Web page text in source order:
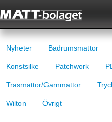
Nyheter Badrumsmattor
Konstsilke Patchwork
Trasmattor/Garnmattor
Wilton Övrigt